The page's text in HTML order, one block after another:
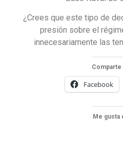
¿Crees que este tipo de
presión sobre el
innecesariamente las
Facebook
Me gusta